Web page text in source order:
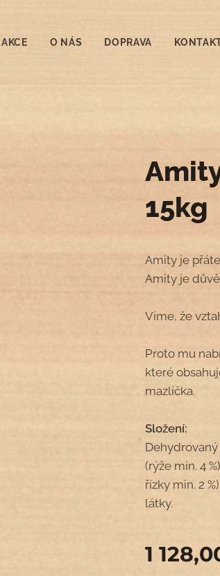
AKCE O NÁS DOPRAVA
15kg
Amity je
Amity je
Víme, že
Proto mu
které
mazlíčka.
Složení:
Dehydrovaný
(rýže min. 4
řízky min. 2
látky.
1